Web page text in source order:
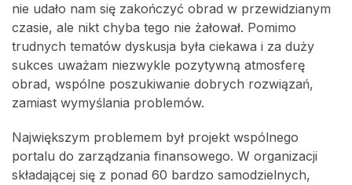
nie udało nam się zakończyć obrad w przewidzianym
czasie, ale nikt chyba tego nie żałował. Pomimo
trudnych tematów dyskusja była ciekawa i za duży
sukces uważam niezwykle pozytywną atmosferę
obrad, wspólne poszukiwanie dobrych rozwiązań,
zamiast wymyślania problemów.
Największym problemem był projekt wspólnego
portalu do zarządzania finansowego. W organizacji
składającej się z ponad 60 bardzo samodzielnych,